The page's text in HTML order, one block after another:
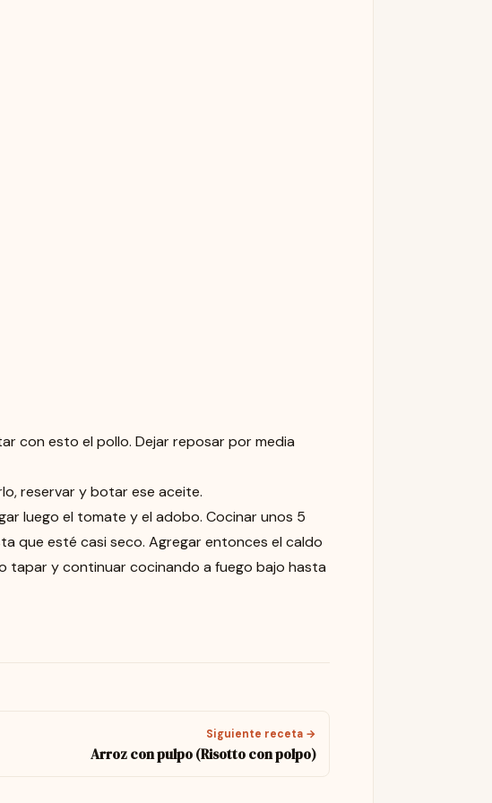
con esto el pollo. Dejar reposar por media
reservar y botar ese aceite.
luego el tomate y el adobo. Cocinar unos 5
que esté casi seco. Agregar entonces el caldo
tapar y continuar cocinando a fuego bajo hasta
Siguiente receta →
Arroz con pulpo (Risotto con polpo)